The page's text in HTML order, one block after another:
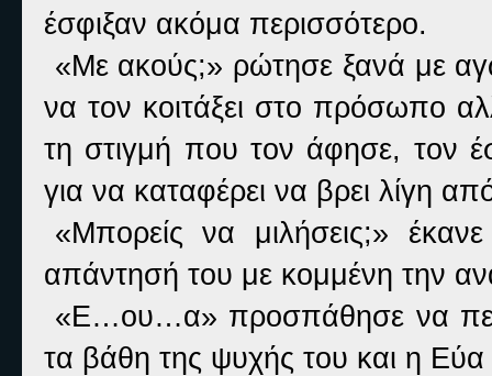
έσφιξαν ακόμα περισσότερο.
«Με ακούς;» ρώτησε ξανά με
να τον κοιτάξει στο πρόσωπο
τη στιγμή που τον άφησε, τον
για να καταφέρει να βρει λίγη
«Μπορείς να μιλήσεις;»
απάντησή του με κομμένη την
«Ε…ου…α» προσπάθησε να πει
τα βάθη της ψυχής του και η Εύα